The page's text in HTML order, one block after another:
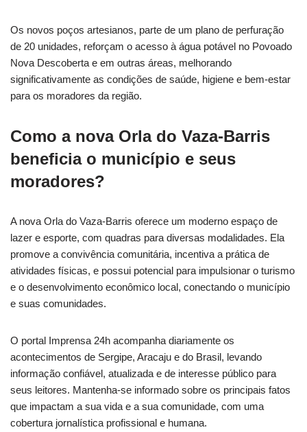
Os novos poços artesianos, parte de um plano de perfuração
de 20 unidades, reforçam o acesso à água potável no Povoado
Nova Descoberta e em outras áreas, melhorando
significativamente as condições de saúde, higiene e bem-estar
para os moradores da região.
Como a nova Orla do Vaza-Barris
beneficia o município e seus
moradores?
A nova Orla do Vaza-Barris oferece um moderno espaço de
lazer e esporte, com quadras para diversas modalidades. Ela
promove a convivência comunitária, incentiva a prática de
atividades físicas, e possui potencial para impulsionar o turismo
e o desenvolvimento econômico local, conectando o município
e suas comunidades.
O portal Imprensa 24h acompanha diariamente os
acontecimentos de Sergipe, Aracaju e do Brasil, levando
informação confiável, atualizada e de interesse público para
seus leitores. Mantenha-se informado sobre os principais fatos
que impactam a sua vida e a sua comunidade, com uma
cobertura jornalística profissional e humana.